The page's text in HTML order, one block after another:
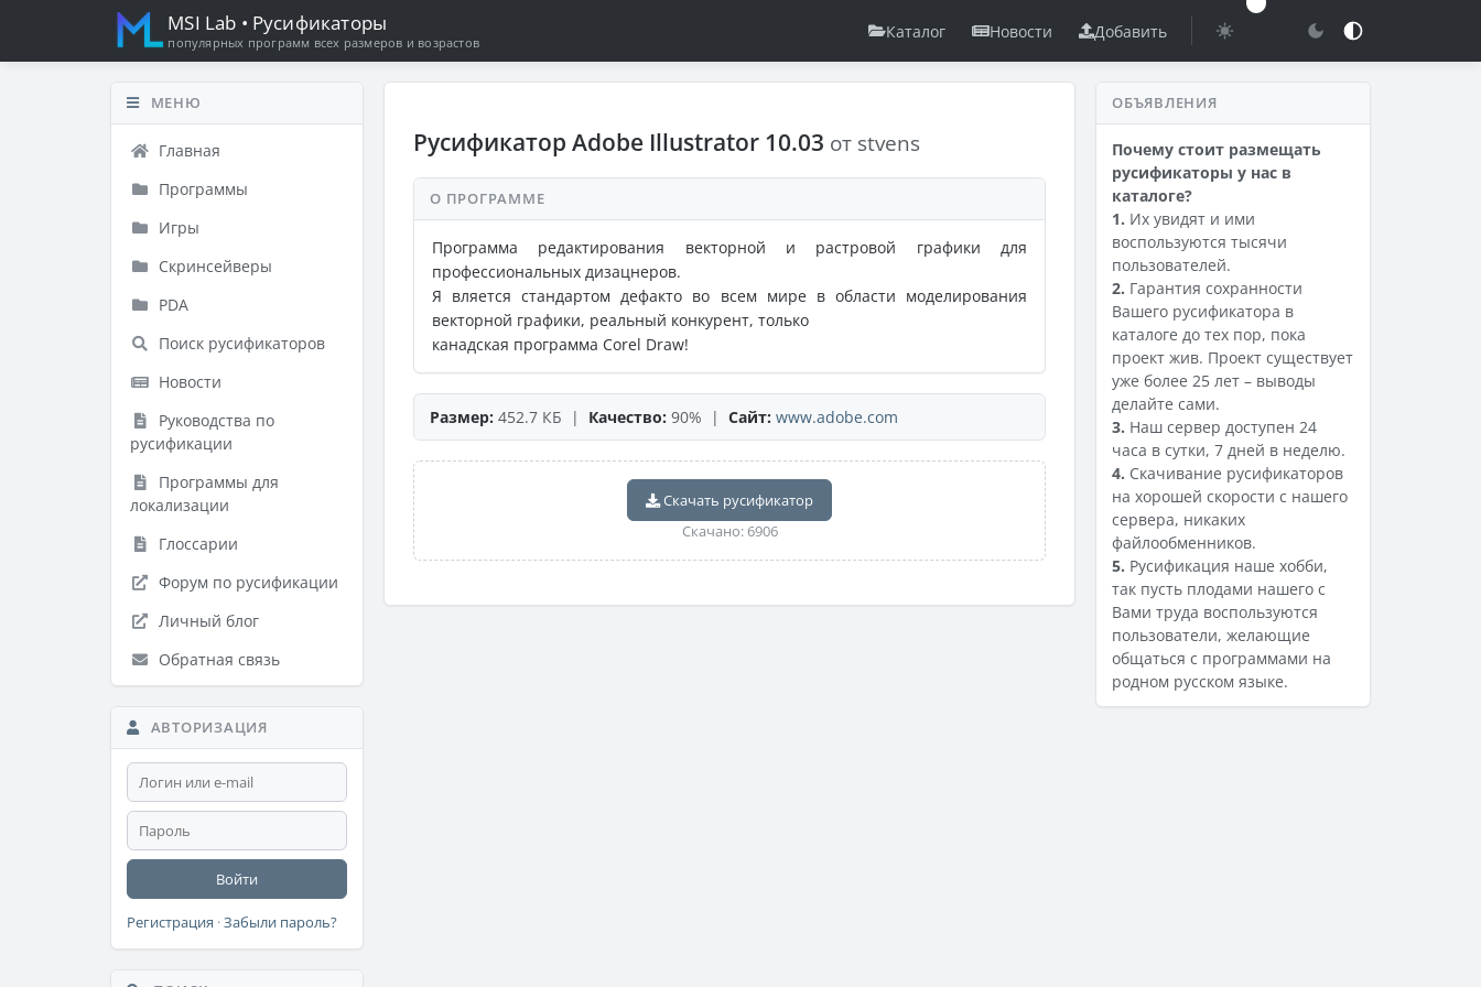
MSI Lab • Русификаторы
популярных программ всех размеров и возрастов
Каталог Новости Добавить
МЕНЮ
Главная
Программы
Игры
Скринсейверы
PDA
Поиск русификаторов
Новости
Руководства по
русификации
Программы для
локализации
Глоссарии
Форум по русификации
Личный блог
Обратная связь
АВТОРИЗАЦИЯ
Войти
Регистрация ·Забыли пароль?
Русификатор Adobe Illustrator 10.03 от stvens
О ПРОГРАММЕ
Программа редактирования векторной и растровой графики для
профессиональных дизацнеров.
Я вляется стандартом дефакто во всем мире в области моделирования
векторной графики, реальный конкурент, только
канадская программа Corel Draw!
Размер: 452.7 КБ | Качество: 90% | Сайт: www.adobe.com
Скачать русификатор
Скачано: 6906
ОБЪЯВЛЕНИЯ
Почему стоит размещать
русификаторы у нас в
каталоге?
1. Их увидят и ими
воспользуются тысячи
пользователей.
2. Гарантия сохранности
Вашего русификатора в
каталоге до тех пор, пока
проект жив. Проект существует
уже более 25 лет – выводы
делайте сами.
3. Наш сервер доступен 24
часа в сутки, 7 дней в неделю.
4. Скачивание русификаторов
на хорошей скорости с нашего
сервера, никаких
файлообменников.
5. Русификация наше хобби,
так пусть плодами нашего с
Вами труда воспользуются
пользователи, желающие
общаться с программами на
родном русском языке.